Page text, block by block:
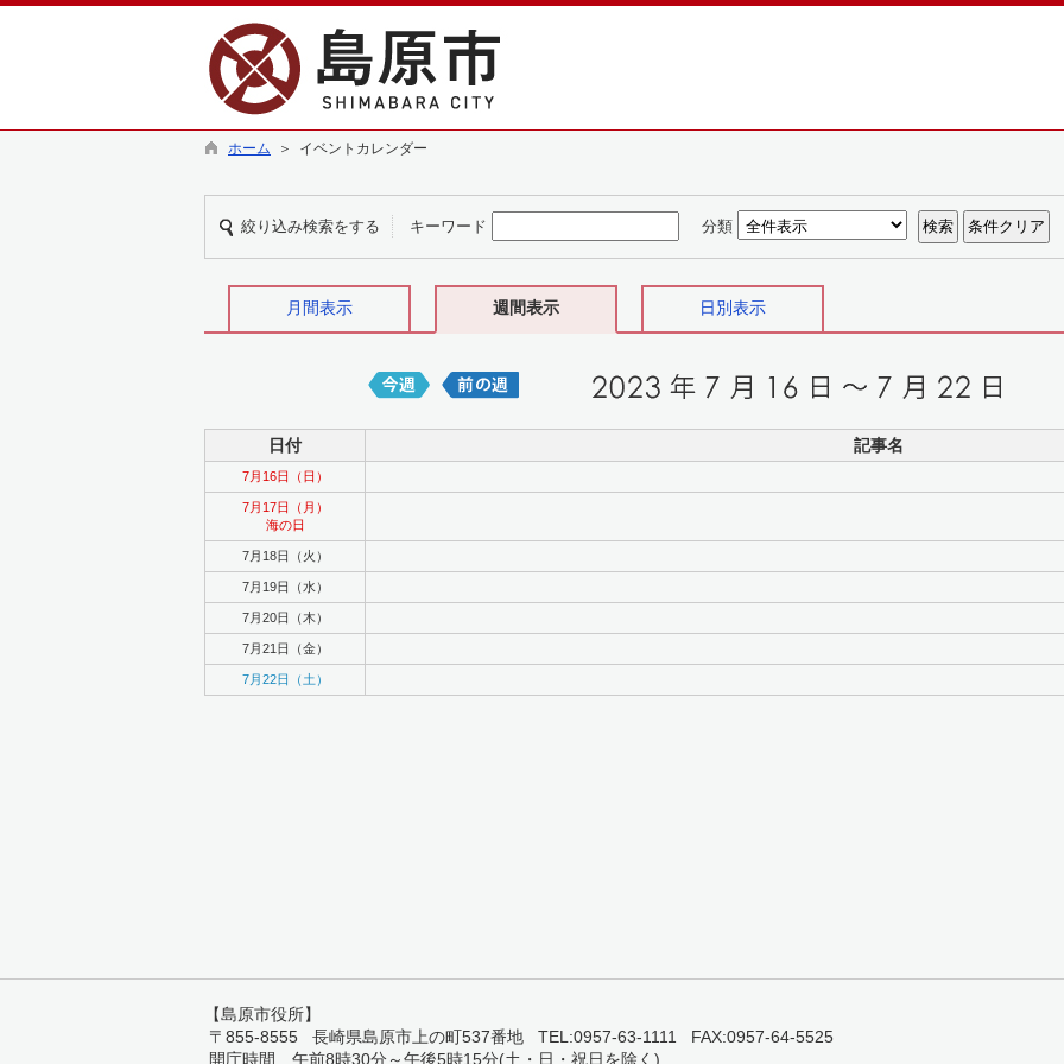
ホーム ＞ イベントカレンダー
絞り込み検索をする キーワード 分類
月間表示 週間表示 日別表示
日付 記事名
7月16日（日）
7月17日（月）
海の日
7月18日（火）
7月19日（水）
7月20日（木）
7月21日（金）
7月22日（土）
【島原市役所】
〒855-8555 長崎県島原市上の町537番地 TEL:0957-63-1111 FAX:0957-64-5525
開庁時間 午前8時30分～午後5時15分(土・日・祝日を除く)